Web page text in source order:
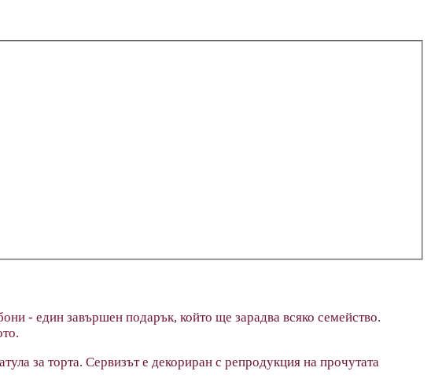
- един завършен подарък, който ще зарадва всяко семейство.
за торта. Сервизът е декориран с репродукция на прочутата